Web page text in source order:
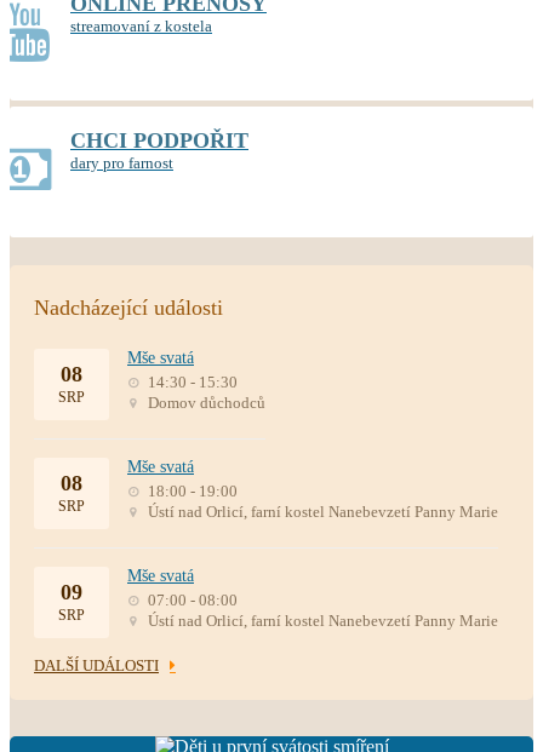
streamovaní z kostela
CHCI PODPOŘIT
dary pro farnost
Nadcházející události
08
SRP
Mše svatá
14:30 - 15:30
Domov důchodců
08
SRP
Mše svatá
18:00 - 19:00
Ústí nad Orlicí, farní kostel Nanebevzetí Panny Marie
09
SRP
Mše svatá
07:00 - 08:00
Ústí nad Orlicí, farní kostel Nanebevzetí Panny Marie
DALŠÍ UDÁLOSTI